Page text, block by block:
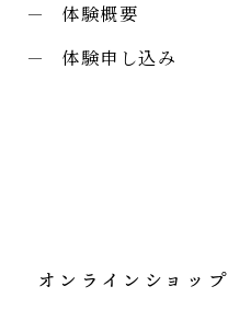
体験概要
体験申し込み
オンラインショップ